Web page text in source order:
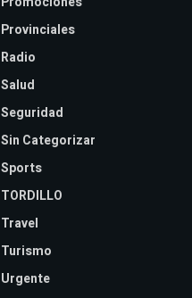
Provinciales
Radio
Salud
Seguridad
Sin Categorizar
Sports
TORDILLO
Travel
Turismo
Urgente